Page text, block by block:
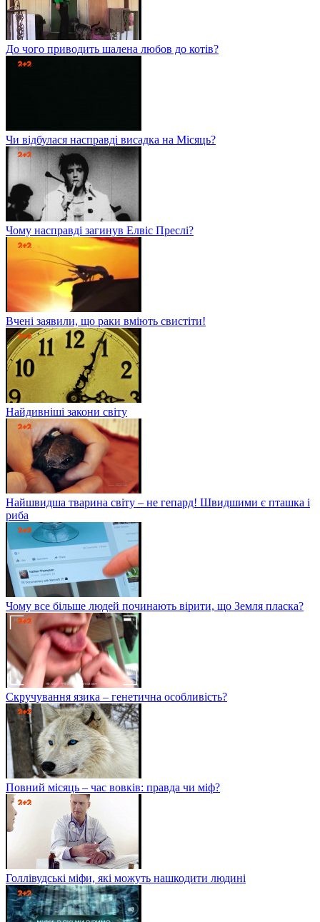
До чого приводить шалена любов до котів?
Чи відбулася насправді висадка на Місяць?
Чому насправді загинув Елвіс Преслі?
Вчені заявили, що раки вміють свистіти!
Найдивніші закони світу
Найшвидша тварина світу – не гепард! Швидшими є пташка і
риба
Чому все більше людей починають вірити, що Земля пласка?
Скручування язика – генетична особливість?
Повний місяць – час вовків: правда чи міф?
Голлівудські міфи, які можуть нашкодити людині